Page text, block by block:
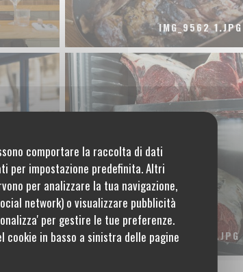
comportare la raccolta di dati
per impostazione predefinita. Altri
per analizzare la tua navigazione,
network) o visualizzare pubblicità
per gestire le tue preferenze.
in basso a sinistra delle pagine
IMG_9562 1.JPG
DSC09407.JPG